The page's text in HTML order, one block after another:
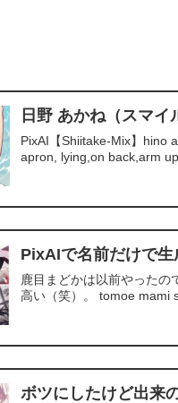
日野 あかね（スマイ
PixAI【Shiitake-Mix】hino
apron, lying,on back,arm
PixAIで名前だけで
鹿目まどかは以前やった
高い（笑）。 tomoe mami
ボツにしたけど出来